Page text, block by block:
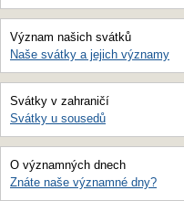
Význam našich svátků
Naše svátky a jejich významy
Svátky v zahraničí
Svátky u sousedů
O významných dnech
Znáte naše významné dny?